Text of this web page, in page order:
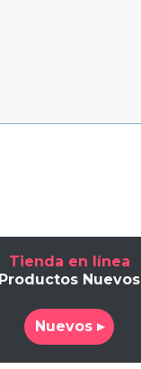
Tienda en línea
Productos Nuevos
Nuevos ▸